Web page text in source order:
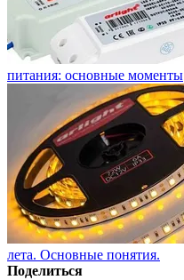
питания: основные моменты
лета. Основные понятия.
Поделиться